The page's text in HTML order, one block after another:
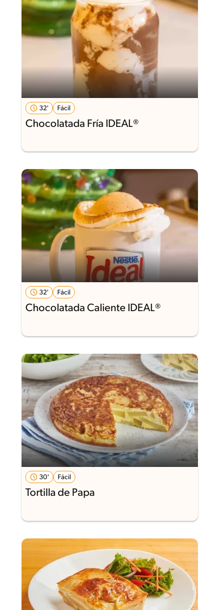
32' Fácil
Chocolatada Fría IDEAL®
32' Fácil
Chocolatada Caliente IDEAL®
30' Fácil
Tortilla de Papa